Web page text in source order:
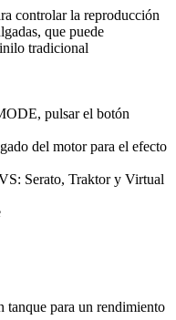
controlar la reproducción
que puede
tradicional
pulsar el botón
del motor para el efecto
Serato, Traktor y Virtual
tanque para un rendimiento